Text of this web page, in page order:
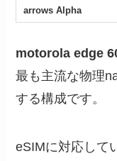
arrows Alpha
motorola edge
最も主流な物理
する構成です。
eSIMに対応して